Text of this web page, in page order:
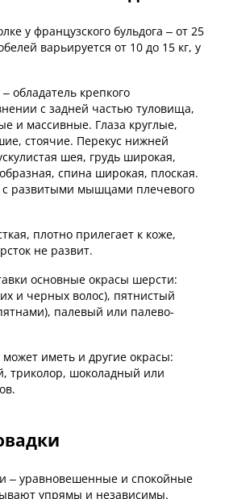
у французского бульдога – от 25
варьируется от 10 до 15 кг, у
обладатель крепкого
с задней частью туловища,
и массивные. Глаза круглые,
стоячие. Перекус нижней
шея, грудь широкая,
спина широкая, плоская.
с развитыми мышцами плечевого
плотно прилегает к коже,
не развит.
основные окрасы шерсти:
и черных волос), пятнистый
палевый или палево-
иметь и другие окрасы:
триколор, шоколадный или
– уравновешенные и спокойные
упрямы и независимы.